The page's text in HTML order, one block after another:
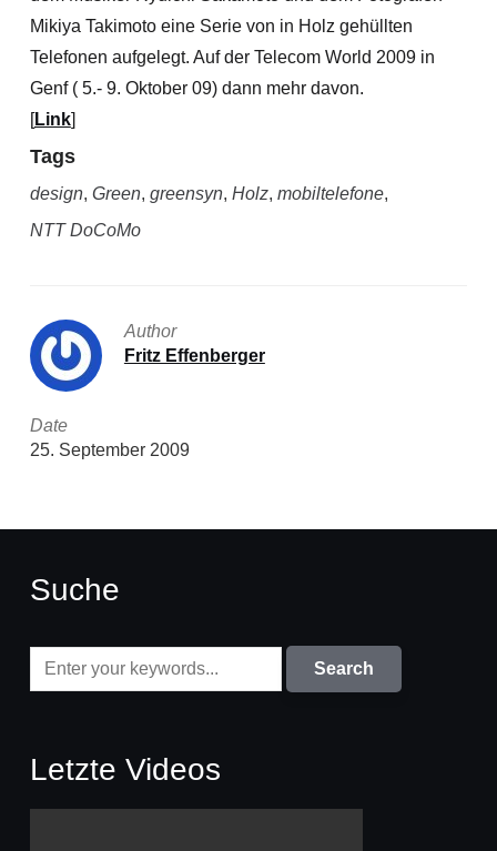
Mikiya Takimoto eine Serie von in Holz gehüllten
Telefonen aufgelegt. Auf der Telecom World 2009 in
Genf ( 5.- 9. Oktober 09) dann mehr davon.
[Link]
Tags
design, Green, greensyn, Holz, mobiltelefone,
NTT DoCoMo
Author
Fritz Effenberger
Date
25. September 2009
Suche
Letzte Videos